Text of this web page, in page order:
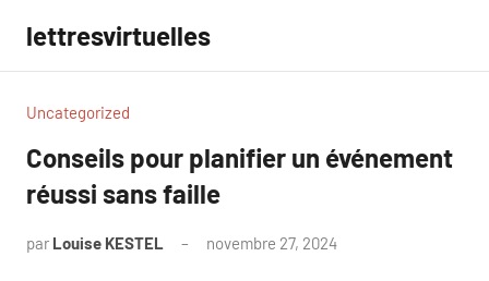
contenu
lettresvirtuelles
Uncategorized
Conseils pour planifier un événement
réussi sans faille
par Louise KESTEL novembre 27, 2024